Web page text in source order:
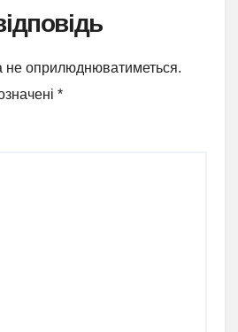
оприлюднюватиметься.
*